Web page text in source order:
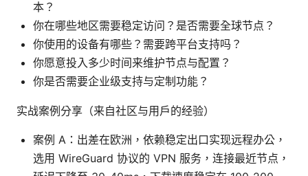
本？
你在哪些地区需要稳定访问？是否需要全球节点？
你使用的设备有哪些？需要跨平台支持吗？
你愿意投入多少时间来维护节点与配置？
你是否需要企业级支持与定制功能？
实战案例分享（来自社区与用户的经验）
案例 A：出差在欧洲，依赖稳定出口实现远程办公，
选用 WireGuard 协议的 VPN 服务，连接最近节点，